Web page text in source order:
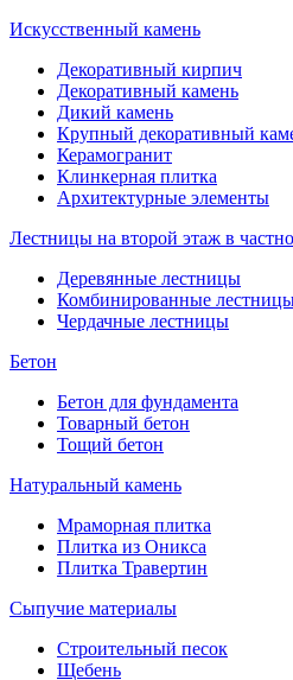
Искусственный камень
Декоративный кирпич
Декоративный камень
Дикий камень
Крупный декоративный
Керамогранит
Клинкерная плитка
Архитектурные элементы
Лестницы на второй этаж в
Деревянные лестницы
Комбинированные
Чердачные лестницы
Бетон
Бетон для фундамента
Товарный бетон
Тощий бетон
Натуральный камень
Мраморная плитка
Плитка из Оникса
Плитка Травертин
Сыпучие материалы
Строительный песок
Щебень